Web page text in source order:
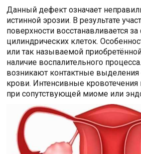
Данный дефект означает
истинной эрозии. В результате
поверхности восстанавливается за
цилиндрических клеток.
или так называемой
наличие воспалительного
возникают контактные
крови. Интенсивные кровотечения
при сопутствующей миоме или